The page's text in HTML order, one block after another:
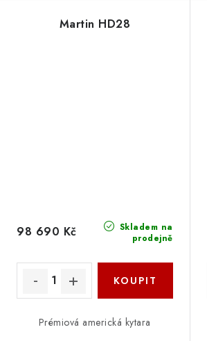
Martin HD28
Skladem na
prodejně
98 690 Kč
Prémiová americká kytara